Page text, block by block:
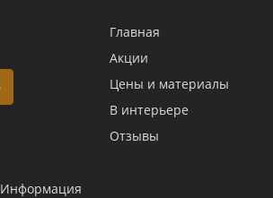
Главная
Акции
Цены и материалы
В интерьере
Отзывы
Информация